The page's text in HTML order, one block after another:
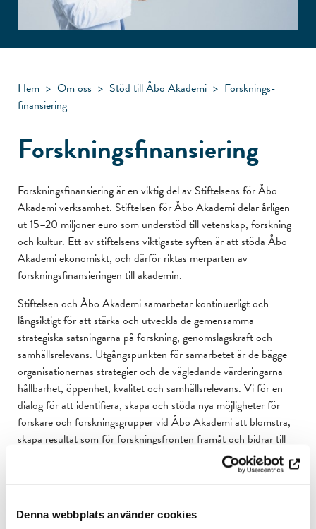
Denna webbplats använder cookies
Hem > Om oss > Stöd till Åbo Akademi > Forsknings­
finansiering
Forsknings­finansiering
Forskningsfinansiering är en viktig del av Stiftelsens för Åbo
Akademi verksamhet. Stiftelsen för Åbo Akademi delar årligen
ut 15–20 miljoner euro som understöd till vetenskap, forskning
och kultur. Ett av stiftelsens viktigaste syften är att stöda Åbo
Akademi ekonomiskt, och därför riktas merparten av
forskningsfinansieringen till akademin.
Stiftelsen och Åbo Akademi samarbetar kontinuerligt och
långsiktigt för att stärka och utveckla de gemensamma
strategiska satsningarna på forskning, genomslagskraft och
samhällsrelevans. Utgångspunkten för samarbetet är de bägge
organisationernas strategier och de vägledande värderingarna
hållbarhet, öppenhet, kvalitet och samhällsrelevans. Vi för en
dialog för att identifiera, skapa och stöda nya möjligheter för
forskare och forskningsgrupper vid Åbo Akademi att blomstra,
skapa resultat som för forskningsfronten framåt och bidrar till
att lösa samtidens stora samhälleliga utmaningar.
Akademi. De viktigaste är: